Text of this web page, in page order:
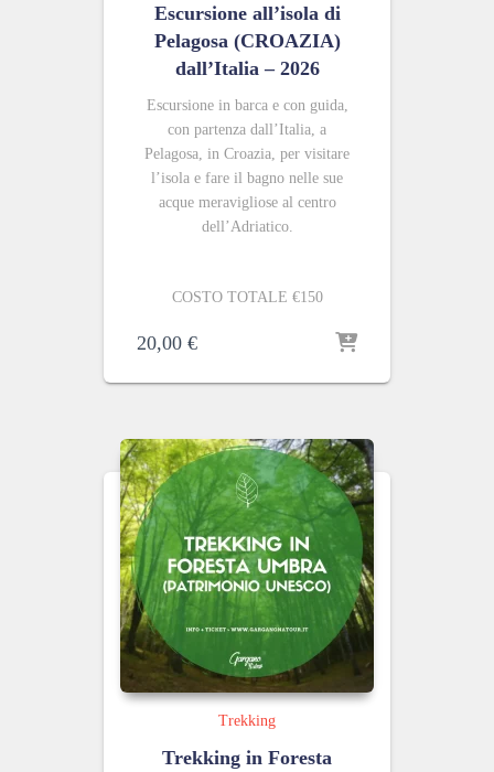
Escursione all’isola di
Pelagosa (CROAZIA)
dall’Italia – 2026
Escursione in barca e con guida,
con partenza dall’Italia, a
Pelagosa, in Croazia, per visitare
l’isola e fare il bagno nelle sue
acque meravigliose al centro
dell’Adriatico.
COSTO TOTALE €150
20,00 €
Trekking
Trekking in Foresta